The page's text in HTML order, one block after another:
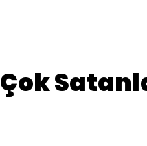
Çok